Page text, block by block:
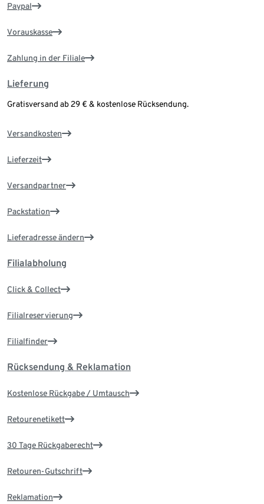
Paypal
Vorauskasse
Zahlung in der Filiale
Lieferung
Gratisversand ab 29 € & kostenlose Rücksendung.
Versandkosten
Lieferzeit
Versandpartner
Packstation
Lieferadresse ändern
Filialabholung
Click & Collect
Filialreservierung
Filialfinder
Rücksendung & Reklamation
Kostenlose Rückgabe / Umtausch
Retourenetikett
30 Tage Rückgaberecht
Retouren-Gutschrift
Reklamation